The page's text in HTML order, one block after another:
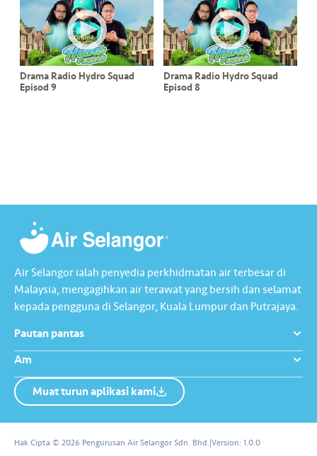
Drama Radio Hydro Squad
Episod 9
Drama Radio Hydro Squad
Episod 8
Tentang Kami
Air Selangor ialah penyedia perkhidmatan air terbesar di
Malaysia, mengagihkan air terawat yang bersih dan selamat
kepada pengguna di Selangor, Kuala Lumpur dan Putrajaya.
Pautan pantas
Am
Muat turun aplikasi kami
Hak Cipta © 2026 Pengurusan Air Selangor Sdn. Bhd. Version: 1.0.0